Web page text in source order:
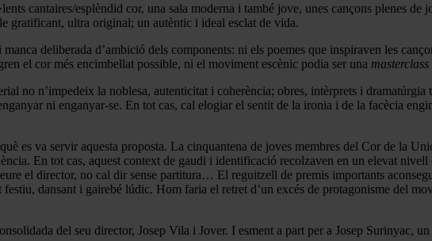
cantaires/esplèndid cor, una sala moderna i també jove, unes cançons plenes
gratificant, ultra original; un autèntic i ideal esclat de vida.
deliberada d’ambició dels components: ni els poemes que inspiraven les
el cor més encimbellat possible, ni el moviment escènic podia ser una masterclass
no n’impedeix la noblesa, autenticitat i coherència; obres, intèrprets i
ni enganyar-se. En tot cas, cal elogiar el sentit de la ironia i de la facècia
es va servir aquesta proposta. La cinquantena de joves membres del Cor de la
En tot cas, aquest context de gaudi i identificació recolzaven en un elevat
el director, no cal dir sense partitura… El reguitzell de premis importants
dansant i gairebé lúdic. Hom faria el retret d’un excés de protagonisme del
del seu director, Josep Vila i Jover. I esment a part per a Josep Surinyac,